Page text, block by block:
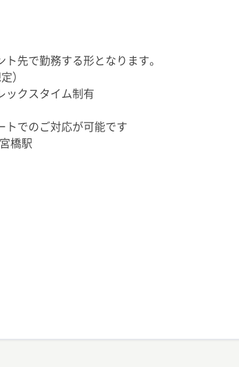
勤務する形となります。
）
クスタイム制有
でのご対応が可能です
橋駅